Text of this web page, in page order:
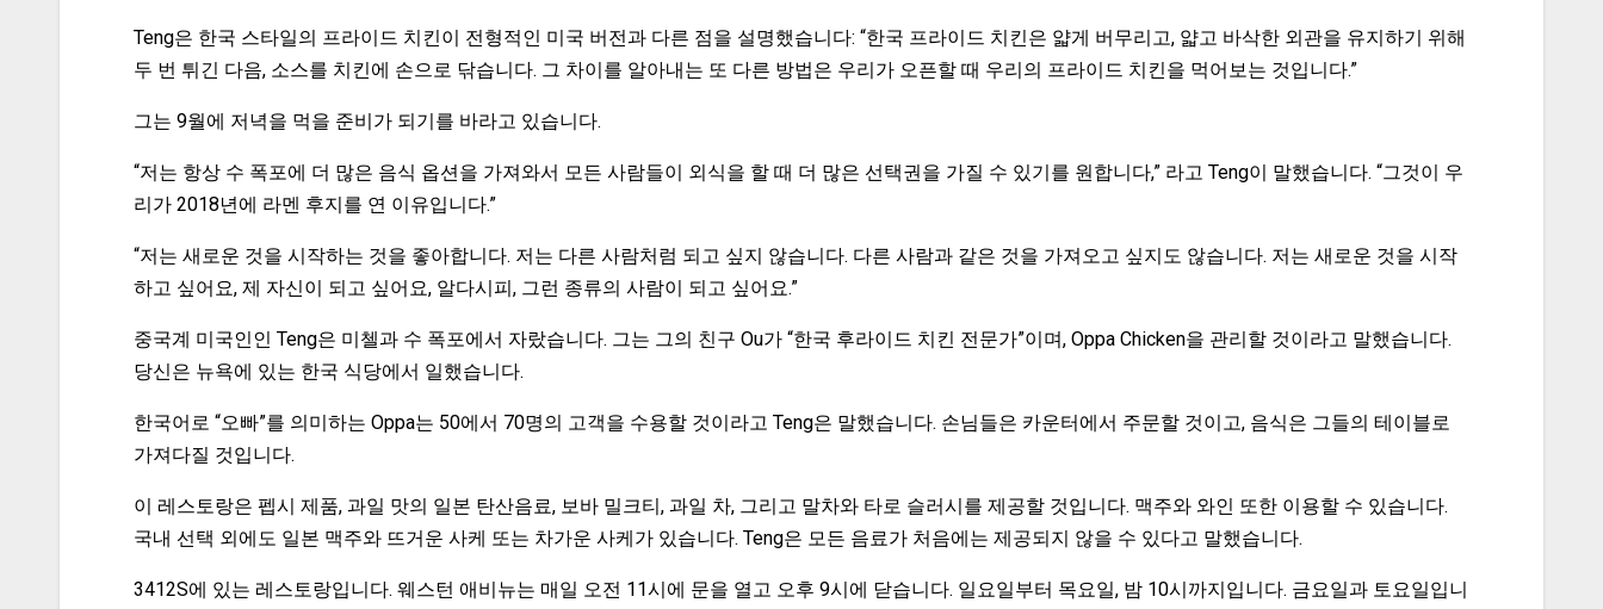
Teng은 한국 스타일의 프라이드 치킨이 전형적인 미국 버전과 다른 점을 설명했습니다: “한국 프라이드 치킨은 얇게 버무리고, 얇고 바삭한 외관을 유지하기 위해
두 번 튀긴 다음, 소스를 치킨에 손으로 닦습니다. 그 차이를 알아내는 또 다른 방법은 우리가 오픈할 때 우리의 프라이드 치킨을 먹어보는 것입니다.”
그는 9월에 저녁을 먹을 준비가 되기를 바라고 있습니다.
“저는 항상 수 폭포에 더 많은 음식 옵션을 가져와서 모든 사람들이 외식을 할 때 더 많은 선택권을 가질 수 있기를 원합니다,” 라고 Teng이 말했습니다. “그것이 우
리가 2018년에 라멘 후지를 연 이유입니다.”
“저는 새로운 것을 시작하는 것을 좋아합니다. 저는 다른 사람처럼 되고 싶지 않습니다. 다른 사람과 같은 것을 가져오고 싶지도 않습니다. 저는 새로운 것을 시작
하고 싶어요, 제 자신이 되고 싶어요, 알다시피, 그런 종류의 사람이 되고 싶어요.”
중국계 미국인인 Teng은 미첼과 수 폭포에서 자랐습니다. 그는 그의 친구 Ou가 “한국 후라이드 치킨 전문가”이며, Oppa Chicken을 관리할 것이라고 말했습니다.
당신은 뉴욕에 있는 한국 식당에서 일했습니다.
한국어로 “오빠”를 의미하는 Oppa는 50에서 70명의 고객을 수용할 것이라고 Teng은 말했습니다. 손님들은 카운터에서 주문할 것이고, 음식은 그들의 테이블로
가져다질 것입니다.
이 레스토랑은 펩시 제품, 과일 맛의 일본 탄산음료, 보바 밀크티, 과일 차, 그리고 말차와 타로 슬러시를 제공할 것입니다. 맥주와 와인 또한 이용할 수 있습니다.
국내 선택 외에도 일본 맥주와 뜨거운 사케 또는 차가운 사케가 있습니다. Teng은 모든 음료가 처음에는 제공되지 않을 수 있다고 말했습니다.
3412S에 있는 레스토랑입니다. 웨스턴 애비뉴는 매일 오전 11시에 문을 열고 오후 9시에 닫습니다. 일요일부터 목요일, 밤 10시까지입니다. 금요일과 토요일입니